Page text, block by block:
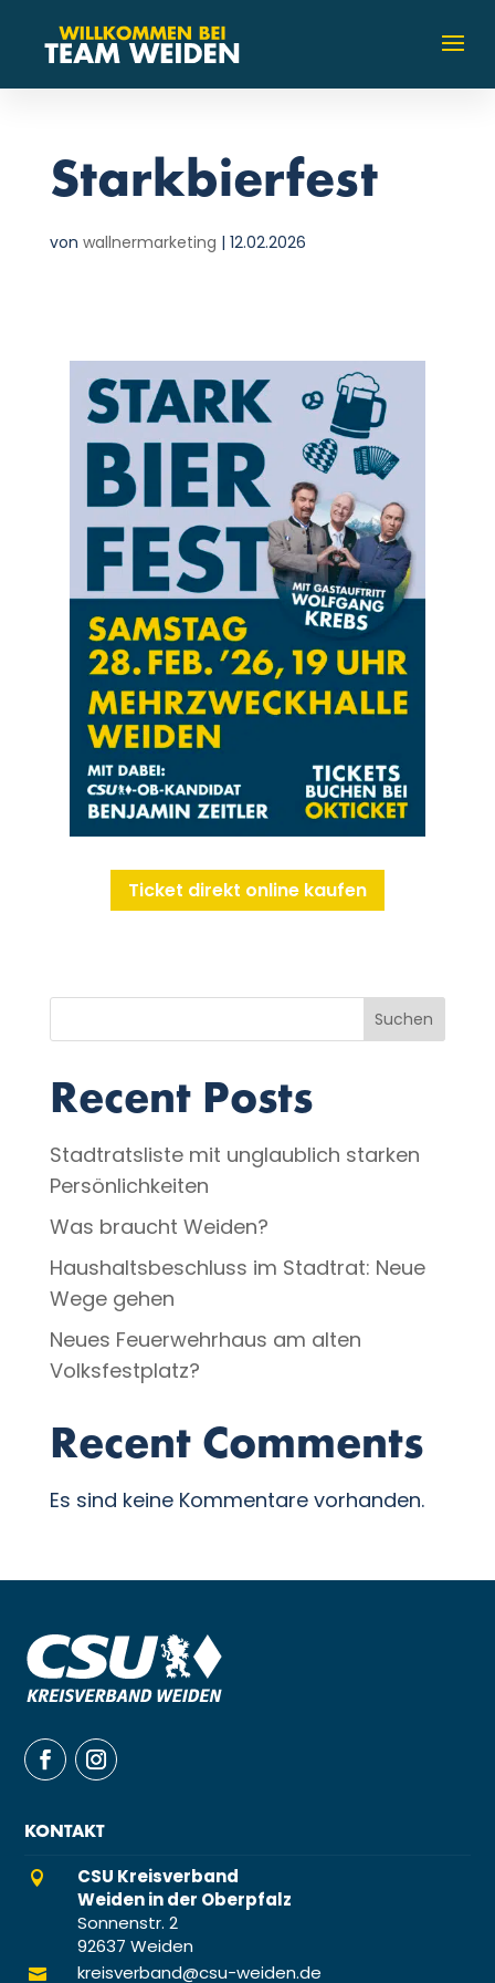
Starkbierfest
von wallnermarketing | 12.02.2026
Ticket direkt online kaufen
Suchen
Recent Posts
Stadtratsliste mit unglaublich starken
Persönlichkeiten
Was braucht Weiden?
Haushaltsbeschluss im Stadtrat: Neue
Wege gehen
Neues Feuerwehrhaus am alten
Volksfestplatz?
Recent Comments
Es sind keine Kommentare vorhanden.
KONTAKT

CSU Kreisverband
Weiden in der Oberpfalz
Sonnenstr. 2
92637 Weiden
 kreisverband@csu-weiden.de